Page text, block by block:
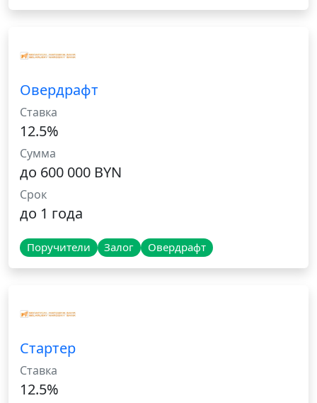
Овердрафт
Ставка
12.5%
Сумма
до 600 000 BYN
Срок
до 1 года
Поручители Залог Овердрафт
Стартер
Ставка
12.5%